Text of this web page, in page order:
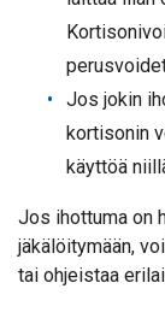
Jos jokin
kortisonin
käyttöä
Jos ihottuma on
jäkälöitymään,
tai ohjeistaa